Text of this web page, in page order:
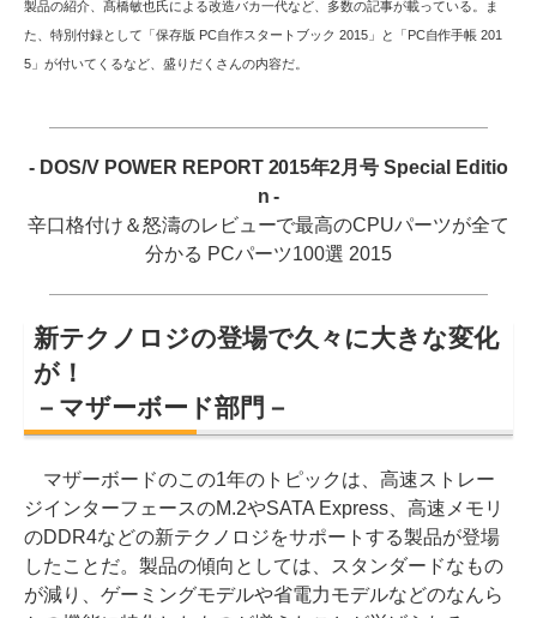
製品の紹介、髙橋敏也氏による改造バカ一代など、多数の記事が載っている。ま
た、特別付録として「保存版 PC自作スタートブック 2015」と「PC自作手帳 201
5」が付いてくるなど、盛りだくさんの内容だ。
- DOS/V POWER REPORT 2015年2月号 Special Editio
n -
辛口格付け＆怒濤のレビューで最高のCPUパーツが全て
分かる PCパーツ100選 2015
新テクノロジの登場で久々に大きな変化
が！
－マザーボード部門－
マザーボードのこの1年のトピックは、高速ストレー
ジインターフェースのM.2やSATA Express、高速メモリ
のDDR4などの新テクノロジをサポートする製品が登場
したことだ。製品の傾向としては、スタンダードなもの
が減り、ゲーミングモデルや省電力モデルなどのなんら